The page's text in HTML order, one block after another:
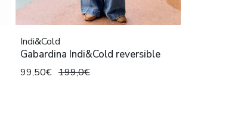
Indi&Cold
Gabardina Indi&Cold reversible
99,50€ 199,0€